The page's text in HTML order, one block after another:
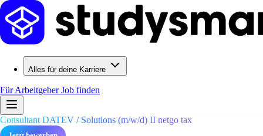
Alles für deine Karriere
Für ArbeitgeberJob finden
Consultant DATEV / Solutions (m/w/d) II netgo tax